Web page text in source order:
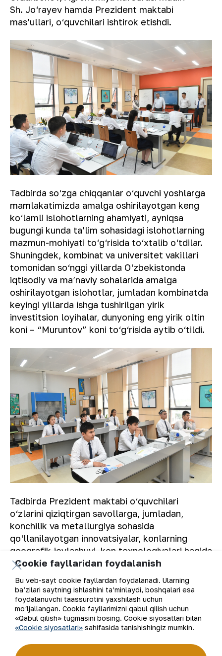
Sh. Jo‘rayev hamda Prezident maktabi
masʼullari, o‘quvchilari ishtirok etishdi.
Tadbirda so‘zga chiqqanlar o‘quvchi yoshlarga
mamlakatimizda amalga oshirilayotgan keng
ko‘lamli islohotlarning ahamiyati, ayniqsa
bugungi kunda taʼlim sohasidagi islohotlarning
mazmun-mohiyati to‘g‘risida to‘xtalib o‘tdilar.
Shuningdek, kombinat va universitet vakillari
tomonidan so‘nggi yillarda O‘zbekistonda
iqtisodiy va maʼnaviy sohalarida amalga
oshirilayotgan islohotlar, jumladan kombinatda
keyingi yillarda ishga tushirilgan yirik
investitsion loyihalar, dunyoning eng yirik oltin
koni – “Muruntov” koni to‘g‘risida aytib o‘tildi.
Tadbirda Prezident maktabi o‘quvchilari
o‘zlarini qiziqtirgan savollarga, jumladan,
konchilik va metallurgiya sohasida
qo‘llanilayotgan innovatsiyalar, konlarning
geografik joylashuvi, kon texnologiyalari haqida
batafsil javoblar olishdi.
“NKMK” AJ matbuot xizmati.
Cookie fayllaridan foydalanish
Bu veb-sayt cookie fayllardan foydalanadi. Ularning
ba’zilari saytning ishlashini ta’minlaydi, boshqalari esa
foydalanuvchi taassurotini yaxshilash uchun
mo‘ljallangan. Cookie fayllarimizni qabul qilish uchun
«Qabul qilish» tugmasini bosing. Cookie siyosatlari bilan
«Cookie siyosatlari» sahifasida tanishishingiz mumkin.